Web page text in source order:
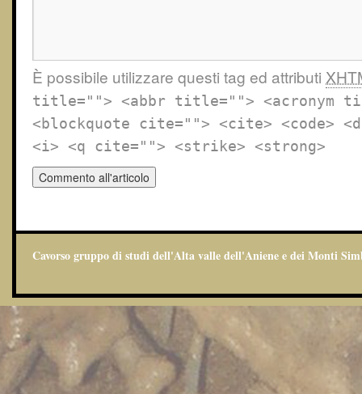
È possibile utilizzare questi tag ed attributi
title=""> <abbr title=""> <acronym
<blockquote cite=""> <cite> <code>
<i> <q cite=""> <strike> <strong>
Cavorso gruppo di studi dell'Alta valle dell'Aniene e dei Monti